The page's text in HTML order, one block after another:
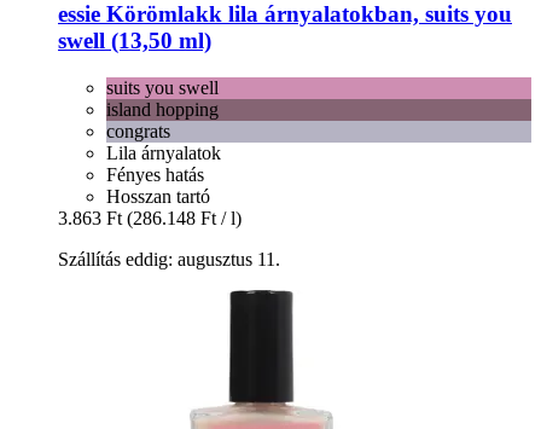
essie Körömlakk lila árnyalatokban, suits you
swell (13,50 ml)
suits you swell
island hopping
congrats
Lila árnyalatok
Fényes hatás
Hosszan tartó
3.863 Ft (286.148 Ft / l)
Szállítás eddig: augusztus 11.